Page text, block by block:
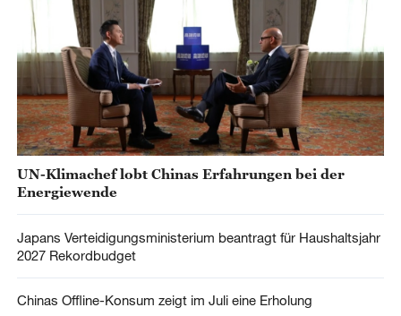
UN-Klimachef lobt Chinas Erfahrungen bei der
Energiewende
Japans Verteidigungsministerium beantragt für Haushaltsjahr
2027 Rekordbudget
Chinas Offline-Konsum zeigt im Juli eine Erholung